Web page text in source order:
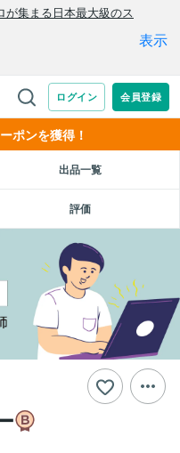
ポンを獲得！
出品一覧
評価